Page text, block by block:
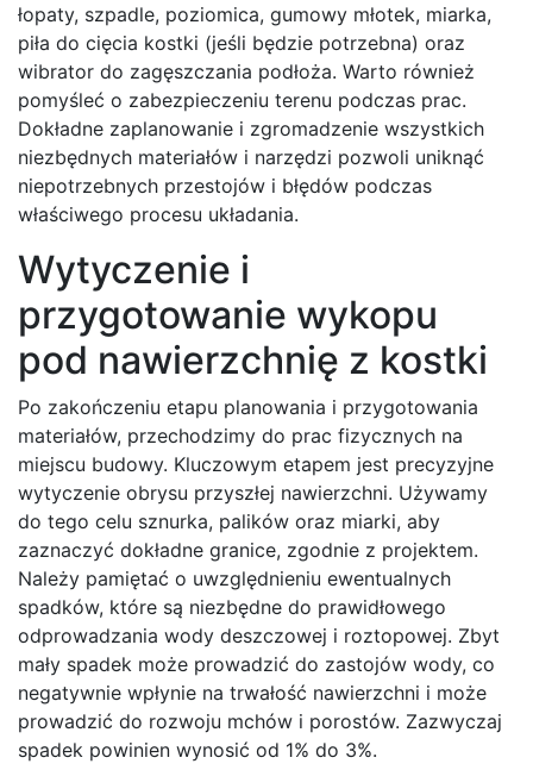
łopaty, szpadle, poziomica, gumowy młotek, miarka,
piła do cięcia kostki (jeśli będzie potrzebna) oraz
wibrator do zagęszczania podłoża. Warto również
pomyśleć o zabezpieczeniu terenu podczas prac.
Dokładne zaplanowanie i zgromadzenie wszystkich
niezbędnych materiałów i narzędzi pozwoli uniknąć
niepotrzebnych przestojów i błędów podczas
właściwego procesu układania.
Wytyczenie i
przygotowanie wykopu
pod nawierzchnię z kostki
Po zakończeniu etapu planowania i przygotowania
materiałów, przechodzimy do prac fizycznych na
miejscu budowy. Kluczowym etapem jest precyzyjne
wytyczenie obrysu przyszłej nawierzchni. Używamy
do tego celu sznurka, palików oraz miarki, aby
zaznaczyć dokładne granice, zgodnie z projektem.
Należy pamiętać o uwzględnieniu ewentualnych
spadków, które są niezbędne do prawidłowego
odprowadzania wody deszczowej i roztopowej. Zbyt
mały spadek może prowadzić do zastojów wody, co
negatywnie wpłynie na trwałość nawierzchni i może
prowadzić do rozwoju mchów i porostów. Zazwyczaj
spadek powinien wynosić od 1% do 3%.